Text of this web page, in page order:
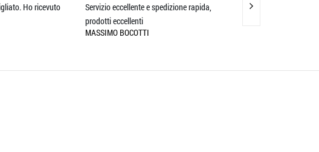
Servizio eccellente e spedizione rapida,
MASSIMO BOCOTTI
tutto Ok! - Foulard stupendo ... seta di